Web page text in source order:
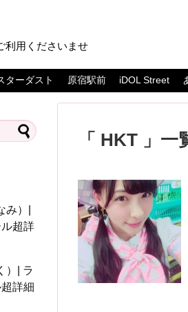
利用くださいませ
ターダスト 原宿駅前 iDOL Street
HKT 一
）|
超詳
）| ラ
詳細